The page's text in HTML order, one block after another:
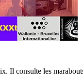
Il consulte les